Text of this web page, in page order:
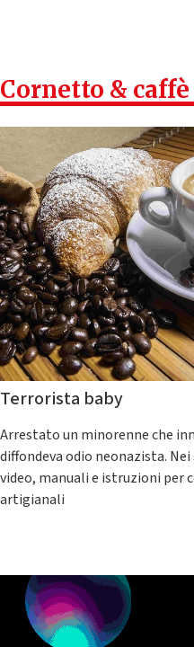
Cornetto & caffè
Terrorista baby
Arrestato un minorenne che
diffondeva odio neonazista.
video, manuali e istruzioni per
artigianali